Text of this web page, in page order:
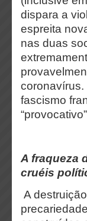
dispara a
espreita
nas duas
coronavírus.
fascismo
A fraqueza
cruéis
A